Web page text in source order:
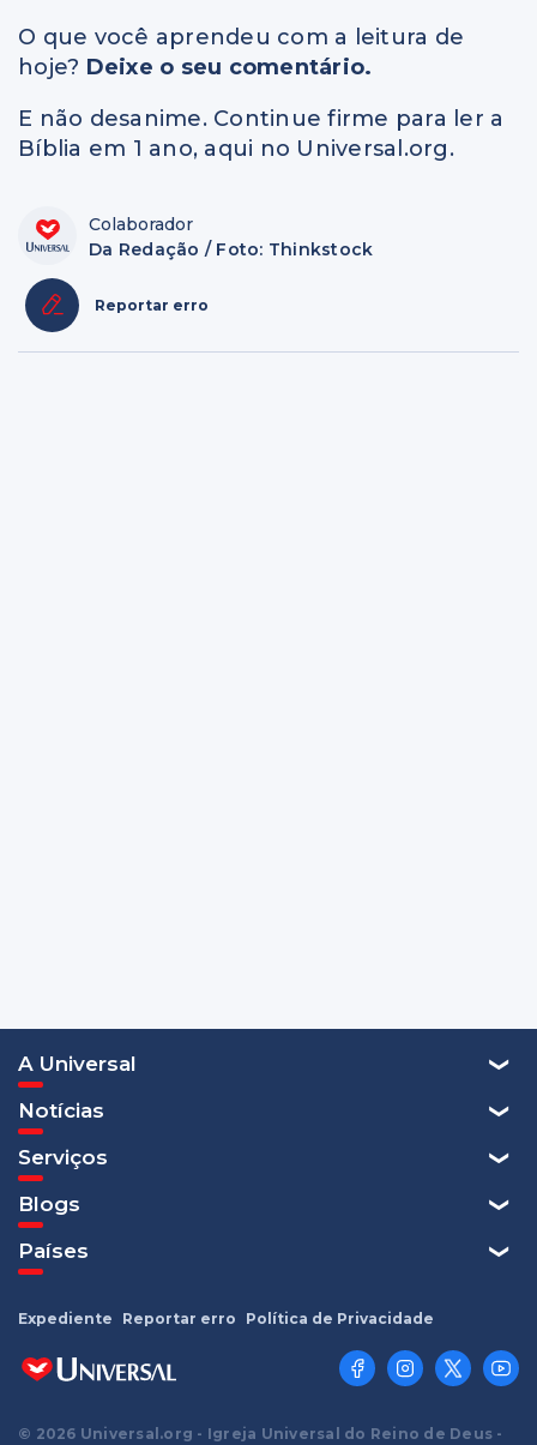
O que você aprendeu com a leitura de
hoje? Deixe o seu comentário.
E não desanime. Continue firme para ler a
Bíblia em 1 ano, aqui no Universal.org.
Colaborador
Da Redação / Foto: Thinkstock
Reportar erro
A Universal
Notícias
Serviços
Blogs
Países
© 2026 Universal.org - Igreja Universal do Reino de Deus -
Expediente Reportar erro Política de Privacidade